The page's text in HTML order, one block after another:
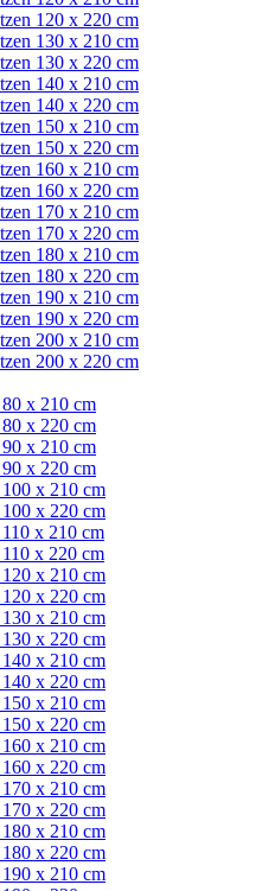
120 x 220 cm
130 x 210 cm
130 x 220 cm
140 x 210 cm
140 x 220 cm
150 x 210 cm
150 x 220 cm
160 x 210 cm
160 x 220 cm
170 x 210 cm
170 x 220 cm
180 x 210 cm
180 x 220 cm
190 x 210 cm
190 x 220 cm
200 x 210 cm
200 x 220 cm
x 210 cm
x 220 cm
x 210 cm
x 220 cm
x 210 cm
x 220 cm
x 210 cm
x 220 cm
x 210 cm
x 220 cm
x 210 cm
x 220 cm
x 210 cm
x 220 cm
x 210 cm
x 220 cm
x 210 cm
x 220 cm
x 210 cm
x 220 cm
x 210 cm
x 220 cm
x 210 cm